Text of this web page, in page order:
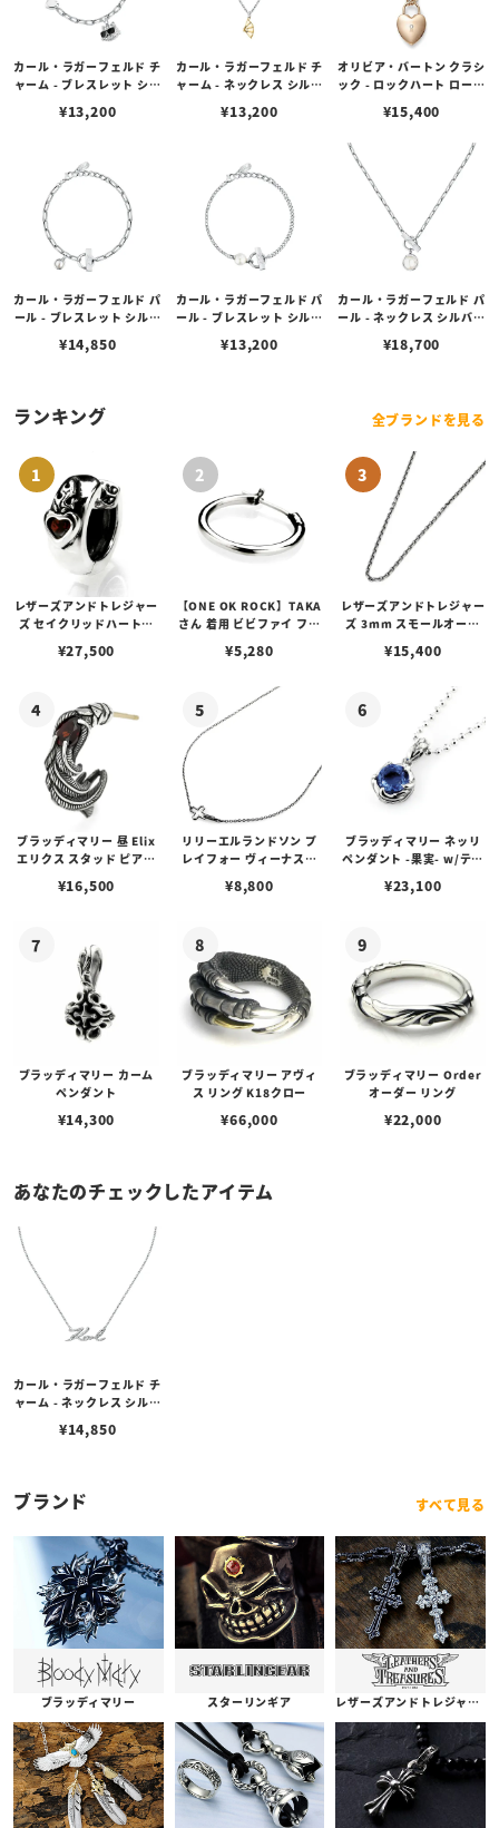
カール・ラガーフェルド チ
ャーム - ブレスレット シル
エナメル シュペット チャ
¥13,200
カール・ラガーフェルド チ
ャーム - ネックレス シルバ
ン チャーム
¥13,200
オリビア・バートン クラシ
ック - ロックハート ローズ
クレス
¥15,400
カール・ラガーフェルド パ
ール - ブレスレット シルバ
¥14,850
カール・ラガーフェルド パ
ール - ブレスレット シルバ
¥13,200
カール・ラガーフェルド パ
ール - ネックレス シルバー
¥18,700
ランキング 全ブランドを見る
レザーズアンドトレジャー
ズ セイクリッドハートピ
¥27,500
【ONE OK ROCK】TAKA
さん 着用 ビビファイ フー
¥5,280
レザーズアンドトレジャー
ズ 3mm スモールオーバ
ブスタークラスプ＆LTロ
¥15,400
ブラッディマリー 昼 Elix
エリクス スタッド ピアス
¥16,500
リリーエルランドソン プ
レイフォー ヴィーナスチ
¥8,800
ブラッディマリー ネッリ
ペンダント -果実- w/ティ
¥23,100
ブラッディマリー カーム
ペンダント
¥14,300
ブラッディマリー アヴィ
ス リング K18クロー
¥66,000
ブラッディマリー Order
オーダー リング
¥22,000
あなたのチェックしたアイテム
カール・ラガーフェルド チ
ャーム - ネックレス シルバ
¥14,850
ブランド すべて見る
ブラッディマリー スターリンギア レザーズアンドトレジャーズ